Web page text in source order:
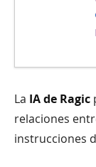
La IA de Ragic
relaciones
instrucciones